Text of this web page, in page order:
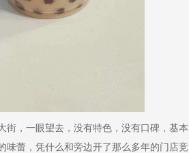
街，一眼望去，没有特色，没有口碑，基本
味蕾，凭什么和旁边开了那么多年的门店竞